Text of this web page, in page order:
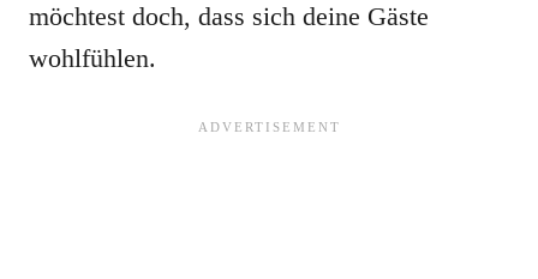
möchtest doch, dass sich deine Gäste
wohlfühlen.